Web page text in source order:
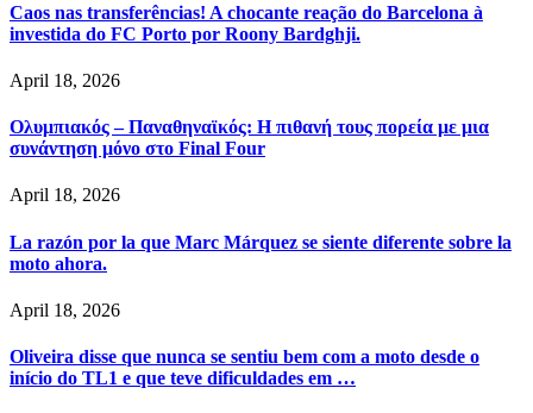
Caos nas transferências! A chocante reação do Barcelona à
investida do FC Porto por Roony Bardghji.
April 18, 2026
Ολυμπιακός – Παναθηναϊκός: Η πιθανή τους πορεία με μια
συνάντηση μόνο στο Final Four
April 18, 2026
La razón por la que Marc Márquez se siente diferente sobre la
moto ahora.
April 18, 2026
Oliveira disse que nunca se sentiu bem com a moto desde o
início do TL1 e que teve dificuldades em …